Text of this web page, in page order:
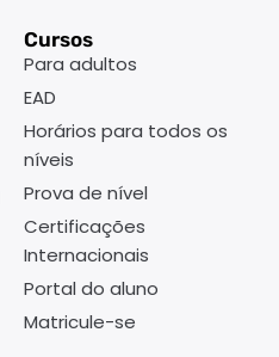
Cursos
Para adultos
EAD
Horários para todos os
níveis
Prova de nível
Certificações
Internacionais
Portal do aluno
Matricule-se